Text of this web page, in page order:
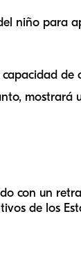
niño para
de
mostrará
con un
de los